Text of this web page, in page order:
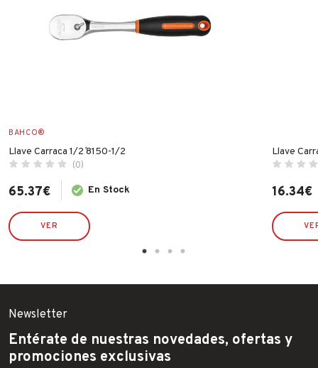
BAHCO®
Llave Carraca 1/2´ 8150-1/2
(0)
65.37€ En Stock
VER
Llave
16.34€
Newsletter
Entérate de nuestras novedades, ofertas y
promociones exclusivas